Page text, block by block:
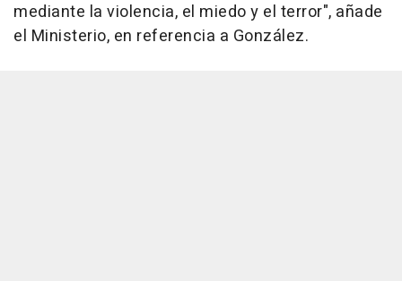
mediante la violencia, el miedo y el terror", añade
el Ministerio, en referencia a González.